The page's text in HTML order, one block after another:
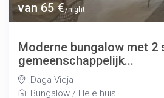
van 65 €/night
Moderne bungalow met 2
gemeenschappelijk...
Daga Vieja
Bungalow / Hele huis